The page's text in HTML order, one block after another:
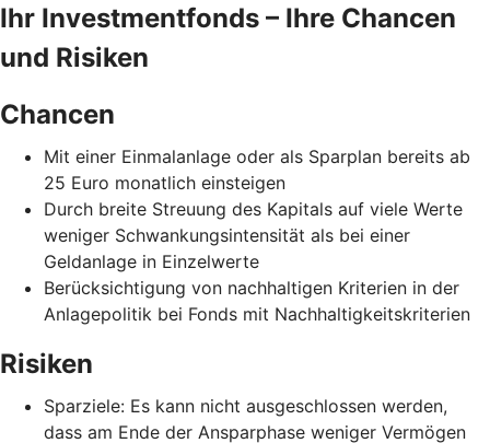
Ihr Investmentfonds – Ihre Chancen
und Risiken
Chancen
Mit einer Einmalanlage oder als Sparplan bereits ab
25 Euro monatlich einsteigen
Durch breite Streuung des Kapitals auf viele Werte
weniger Schwankungsintensität als bei einer
Geldanlage in Einzelwerte
Berücksichtigung von nachhaltigen Kriterien in der
Anlagepolitik bei Fonds mit Nachhaltigkeitskriterien
Risiken
Sparziele: Es kann nicht ausgeschlossen werden,
dass am Ende der Ansparphase weniger Vermögen